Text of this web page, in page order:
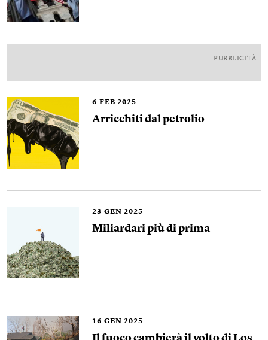
PUBBLICITÀ
6 FEB 2025
Arricchiti dal petrolio
23 GEN 2025
Miliardari più di prima
16 GEN 2025